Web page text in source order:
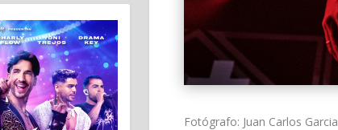
Fotógrafo: Juan Carlos Garcia